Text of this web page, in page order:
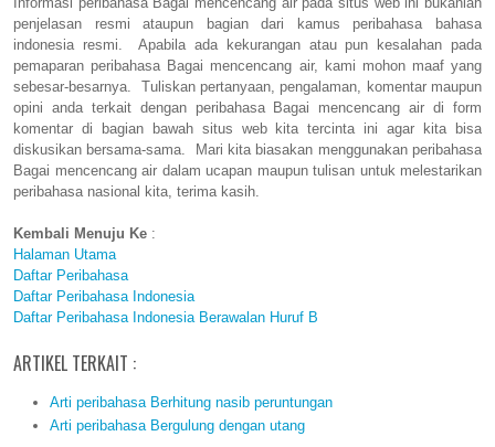
penjelasan resmi ataupun bagian dari kamus peribahasa bahasa
indonesia resmi. Apabila ada kekurangan atau pun kesalahan pada
pemaparan peribahasa Bagai mencencang air, kami mohon maaf yang
sebesar-besarnya. Tuliskan pertanyaan, pengalaman, komentar maupun
opini anda terkait dengan peribahasa Bagai mencencang air di form
komentar di bagian bawah situs web kita tercinta ini agar kita bisa
diskusikan bersama-sama. Mari kita biasakan menggunakan peribahasa
Bagai mencencang air dalam ucapan maupun tulisan untuk melestarikan
peribahasa nasional kita, terima kasih.
Kembali Menuju Ke :
Halaman Utama
Daftar Peribahasa
Daftar Peribahasa Indonesia
Daftar Peribahasa Indonesia Berawalan Huruf B
ARTIKEL TERKAIT :
Arti peribahasa Berhitung nasib peruntungan
Arti peribahasa Bergulung dengan utang